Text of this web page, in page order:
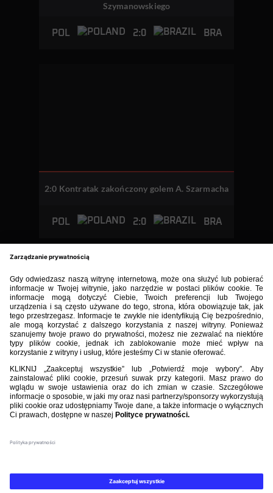
Szymanowskiego
POL 2:0 BRA
2:0 Kontratak zakończony golem A. Szarmacha
POL 2:0 BRA
ŁACZY NAS PIŁKA
ROZGRYWKI
PZPN